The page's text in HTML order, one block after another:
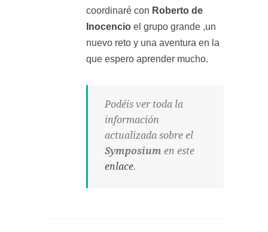
coordinaré con Roberto de
Inocencio el grupo grande ,un
nuevo reto y una aventura en la
que espero aprender mucho.
Podéis ver toda la
información
actualizada sobre el
Symposium en este
enlace.